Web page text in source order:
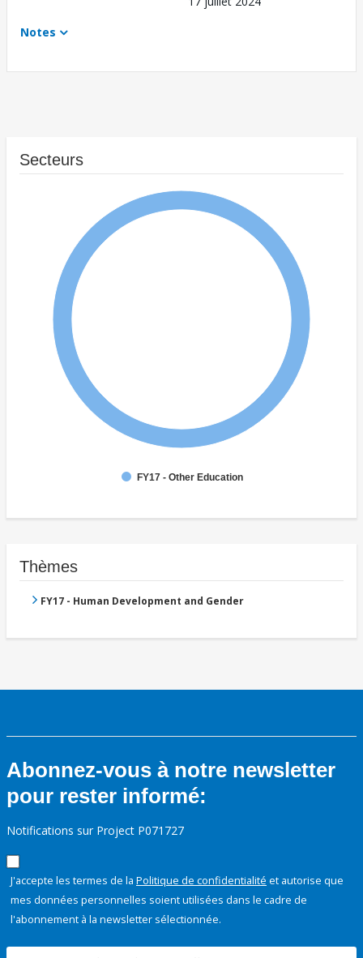
Notes
Secteurs
FY17 - Other Education
Thèmes
FY17 - Human Development and Gender
Abonnez-vous à notre newsletter
pour rester informé:
Notifications sur Project P071727
J'accepte les termes de la Politique de confidentialité et autorise que
mes données personnelles soient utilisées dans le cadre de
l'abonnement à la newsletter sélectionnée.